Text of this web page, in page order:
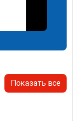
Показать все